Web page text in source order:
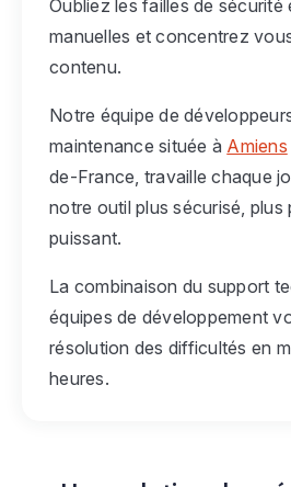
Oubliez les failles de sécurité
manuelles et concentrez
contenu.
Notre équipe de
maintenance située à Amiens
de-France, travaille chaque
notre outil plus sécurisé, plus
puissant.
La combinaison du support
équipes de développement
résolution des difficultés en
heures.